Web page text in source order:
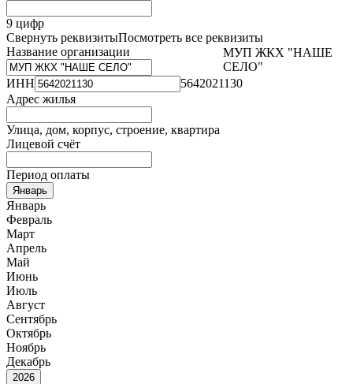
9 цифр
Свернуть реквизитыПосмотреть все реквизиты
Название организации
МУП ЖКХ "НАШЕ
СЕЛО"
ИНН
5642021130
Адрес жилья
Улица, дом, корпус, строение, квартира
Лицевой счёт
Период оплаты
Январь
Январь
Февраль
Март
Апрель
Май
Июнь
Июль
Август
Сентябрь
Октябрь
Ноябрь
Декабрь
2026